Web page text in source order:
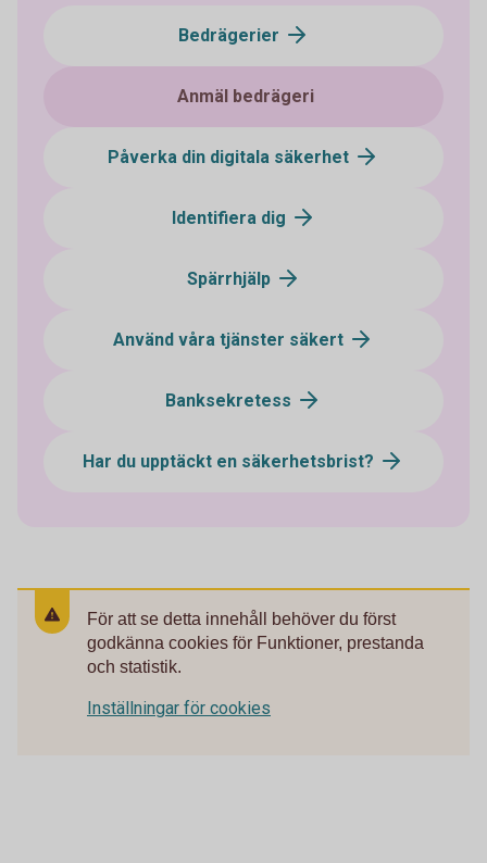
Bedrägerier
Anmäl bedrägeri
Påverka din digitala säkerhet
Identifiera dig
Spärrhjälp
Använd våra tjänster säkert
Banksekretess
Har du upptäckt en säkerhetsbrist?
För att se detta innehåll behöver du först
godkänna cookies för Funktioner, prestanda
och statistik.
Inställningar för cookies